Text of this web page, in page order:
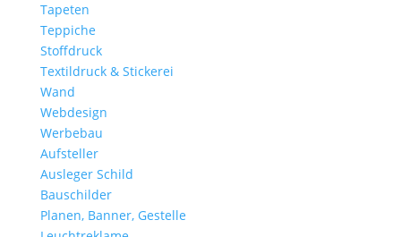
Tapeten
Teppiche
Stoffdruck
Textildruck & Stickerei
Wand
Webdesign
Werbebau
Aufsteller
Ausleger Schild
Bauschilder
Planen, Banner, Gestelle